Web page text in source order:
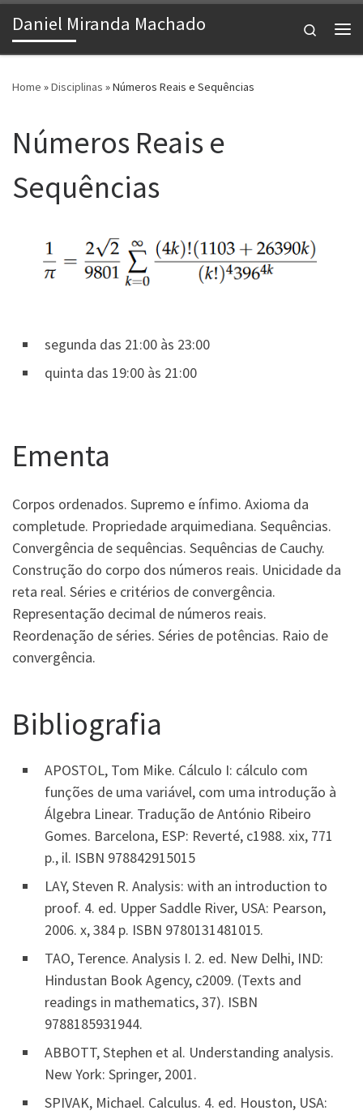
Skip to content
Daniel Miranda Machado
Search
Home »Disciplinas »Números Reais e Sequências
Números Reais e
Sequências
segunda das 21:00 às 23:00
quinta das 19:00 às 21:00
Ementa
Corpos ordenados. Supremo e ínfimo. Axioma da
completude. Propriedade arquimediana. Sequências.
Convergência de sequências. Sequências de Cauchy.
Construção do corpo dos números reais. Unicidade da
reta real. Séries e critérios de convergência.
Representação decimal de números reais.
Reordenação de séries. Séries de potências. Raio de
convergência.
Bibliografia
APOSTOL, Tom Mike. Cálculo I: cálculo com
funções de uma variável, com uma introdução à
Álgebra Linear. Tradução de António Ribeiro
Gomes. Barcelona, ESP: Reverté, c1988. xix, 771
p., il. ISBN 978842915015
LAY, Steven R. Analysis: with an introduction to
proof. 4. ed. Upper Saddle River, USA: Pearson,
2006. x, 384 p. ISBN 9780131481015.
TAO, Terence. Analysis I. 2. ed. New Delhi, IND:
Hindustan Book Agency, c2009. (Texts and
readings in mathematics, 37). ISBN
9788185931944.
ABBOTT, Stephen et al. Understanding analysis.
New York: Springer, 2001.
SPIVAK, Michael. Calculus. 4. ed. Houston, USA: